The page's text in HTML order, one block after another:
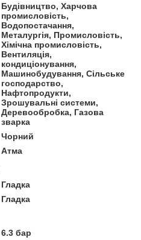
Будівництво, Харчова
промисловість,
Водопостачання,
Металургія, Промисловість,
Хімічна промисловість,
Вентиляція,
кондиціонування,
Машинобудування, Сільське
господарство,
Нафтопродукти,
Зрошувальні системи,
Деревообробка, Газова
зварка
Чорний
Атма
Гладка
Гладка
6.3 бар